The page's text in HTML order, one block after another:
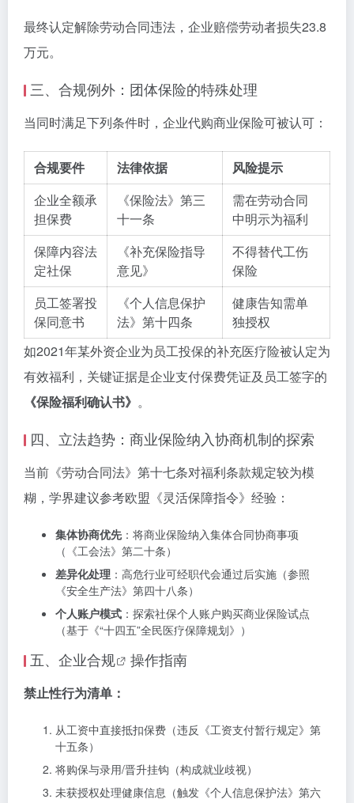
最终认定解除劳动合同违法，企业赔偿劳动者损失23.8
万元。
三、合规例外：团体保险的特殊处理
当同时满足下列条件时，企业代购商业保险可被认可：
合规要件 法律依据
风险提示
企业全额承
担保费
《保险法》第三
十一条
需在劳动合同
中明示为福利
保障内容法
定社保
《补充保险指导
意见》
不得替代工伤
保险
员工签署投
保同意书
《个人信息保护
法》第十四条
健康告知需单
独授权
如2021年某外资企业为员工投保的补充医疗险被认定为
有效福利，关键证据是企业支付保费凭证及员工签字的
《保险福利确认书》 。
四、立法趋势：商业保险纳入协商机制的探索
当前《劳动合同法》第十七条对福利条款规定较为模
糊，学界建议参考欧盟《灵活保障指令》经验：
集体协商优先 ：将商业保险纳入集体合同协商事项
（《工会法》第二十条）
差异化处理 ：高危行业可经职代会通过后实施（参照
《安全生产法》第四十八条）
个人账户模式 ：探索社保个人账户购买商业保险试点
（基于《“十四五”全民医疗保障规划》）
五、 企业合规 操作指南
禁止性行为清单：
从工资中直接抵扣保费（违反《工资支付暂行规定》第
十五条）
将购保与录用/晋升挂钩（构成就业歧视）
未获授权处理健康信息（触发《个人信息保护法》第六